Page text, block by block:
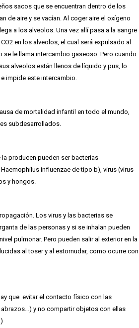
sacos que se encuentran dentro de los
de aire y se vacían. Al coger aire el oxígeno
a los alveolos. Una vez allí pasa a la sangre
en los alveolos, el cual será expulsado al
se le llama intercambio gaseoso. Pero cuando
alveolos están llenos de líquido y pus, lo
impide este intercambio.
de mortalidad infantil en todo el mundo,
subdesarrollados.
producen pueden ser bacterias
influenzae de tipo b), virus (virus
y hongos.
Los virus y las bacterias se
de las personas y si se inhalan pueden
pulmonar. Pero pueden salir al exterior en la
al toser y al estornudar, como ocurre con
que evitar el contacto físico con las
y no compartir objetos con ellas